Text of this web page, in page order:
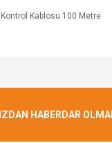
HABERDAR